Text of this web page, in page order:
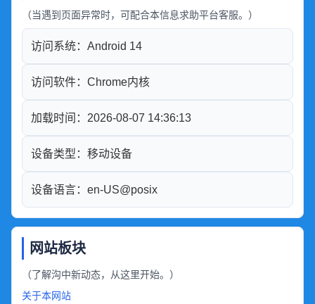
（当遇到页面异常时，可配合本信息求助平台客服。）
访问系统： Android 14
访问软件： Chrome内核
加载时间： 2026-08-07 14:36:13
设备类型： 移动设备
设备语言： en-US@posix
网站板块
（了解沟中新动态，从这里开始。）
关于本网站